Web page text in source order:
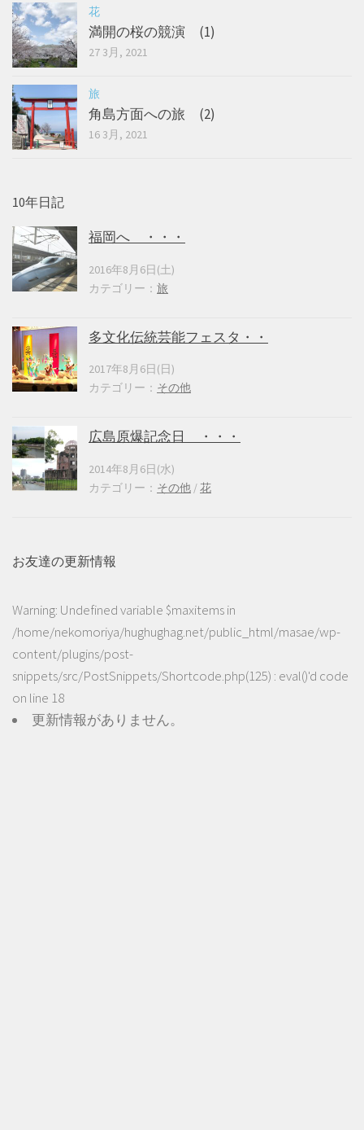
花
満開の桜の競演 (1)
27 3月, 2021
旅
角島方面への旅 (2)
16 3月, 2021
10年日記
福岡へ ・・・
2016年8月6日(土)
カテゴリー： 旅
多文化伝統芸能フェスタ・・
2017年8月6日(日)
カテゴリー： その他
広島原爆記念日 ・・・
2014年8月6日(水)
カテゴリー： その他 /花
お友達の更新情報
Warning: Undefined variable $maxitems in
/home/nekomoriya/hughughag.net/public_html/masae/wp-
content/plugins/post-
snippets/src/PostSnippets/Shortcode.php(125) : eval()'d code
on line 18
更新情報がありません。